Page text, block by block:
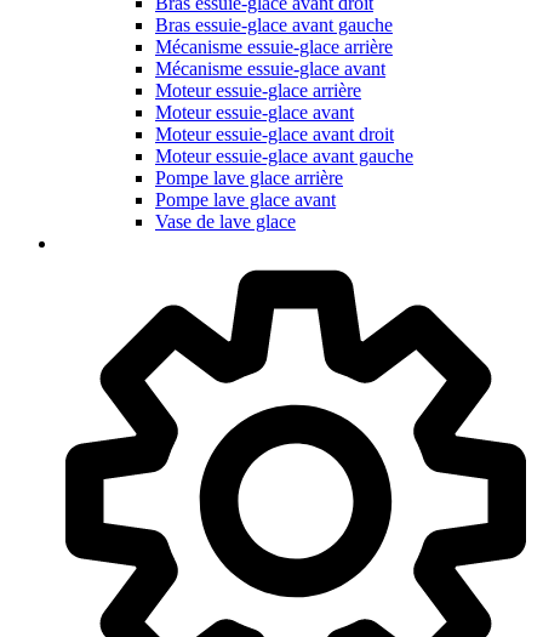
Bras essuie-glace avant gauche
Mécanisme essuie-glace arrière
Mécanisme essuie-glace avant
Moteur essuie-glace arrière
Moteur essuie-glace avant
Moteur essuie-glace avant droit
Moteur essuie-glace avant gauche
Pompe lave glace arrière
Pompe lave glace avant
Vase de lave glace